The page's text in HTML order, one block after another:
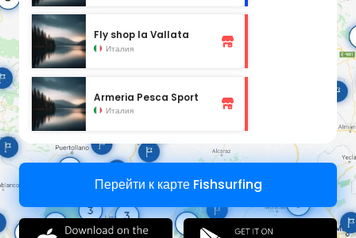
Fly shop la Vallata
Италия
Armeria Pesca Sport
Италия
Перейти к карте Fishsurfing